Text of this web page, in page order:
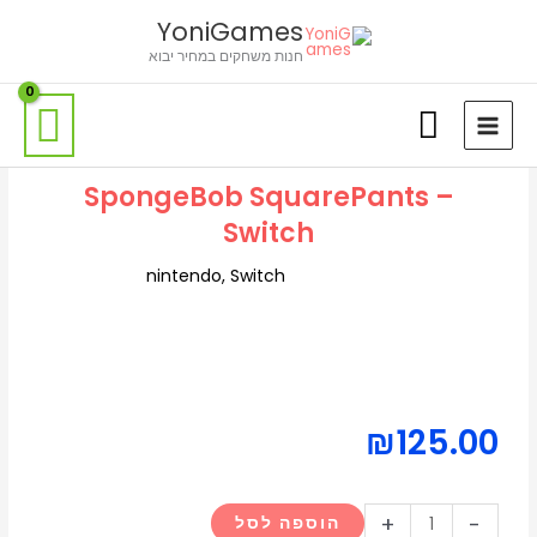
YoniGames
חנות משחקים במחיר יבוא
SpongeBob SquarePants –
Switch
nintendo,Switch
₪125.00
-
+ הוספה לסל